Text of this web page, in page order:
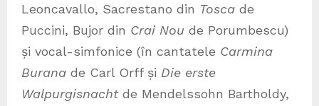
Leoncavallo, Sacrestano din Tosca de
Puccini, Bujor din Crai Nou de Porumbescu)
și vocal-simfonice (în cantatele Carmina
Burana de Carl Orff și Die erste
Walpurgisnachtde Mendelssohn Bartholdy,